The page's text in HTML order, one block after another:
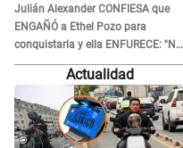
Julián Alexander CONFIESA que
ENGAÑÓ a Ethel Pozo para
conquistarla y ella ENFURECE: "No
te lo voy a perdonar nunca"
Actualidad